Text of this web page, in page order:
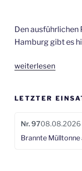
Den
Hamburg gibt es
„Großbrand
–
Alarm“
weiterlesen
LETZTER
Nr. 9708.08.2026
Brannte Mülltonne